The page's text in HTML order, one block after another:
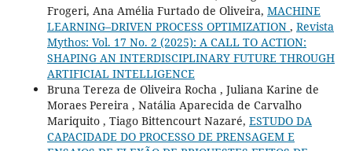
Frogeri, Ana Amélia Furtado de Oliveira, MACHINE
LEARNING–DRIVEN PROCESS OPTIMIZATION , Revista
Mythos: Vol. 17 No. 2 (2025): A CALL TO ACTION:
SHAPING AN INTERDISCIPLINARY FUTURE THROUGH
ARTIFICIAL INTELLIGENCE
Bruna Tereza de Oliveira Rocha , Juliana Karine de
Moraes Pereira , Natália Aparecida de Carvalho
Mariquito , Tiago Bittencourt Nazaré, ESTUDO DA
CAPACIDADE DO PROCESSO DE PRENSAGEM E